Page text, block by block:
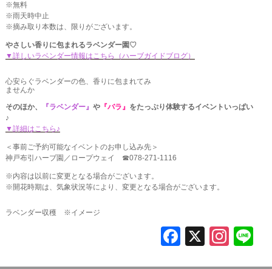
※無料
※雨天時中止
※摘み取り本数は、限りがございます。
やさしい香りに包まれるラベンダー園♡
▼詳しいラベンダー情報はこちら（ハーブガイドブログ）
心安らぐラベンダーの色、香りに包まれてみ
ませんか
そのほか、
『ラベンダー』 や『バラ』 をたっぷり体験するイベントいっぱい
♪
▼詳細はこちら♪
＜事前ご予約可能なイベントのお申し込み先＞
神戸布引ハーブ園／ロープウェイ ☎078-271-1116
※内容は以前に変更となる場合がございます。
※開花時期は、気象状況等により、変更となる場合がございます。
ラベンダー収穫 ※イメージ
F X In